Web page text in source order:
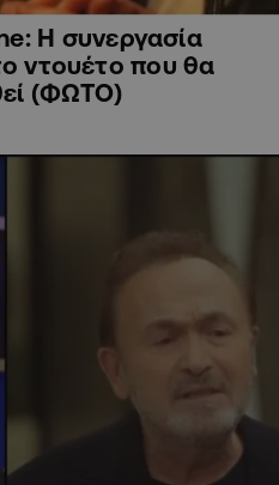
H συνεργασία
ντουέτο που θα
(ΦΩΤΟ)